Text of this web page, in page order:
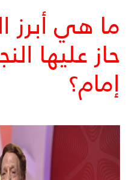
ما هي أبرز
حاز عليها
إمام؟